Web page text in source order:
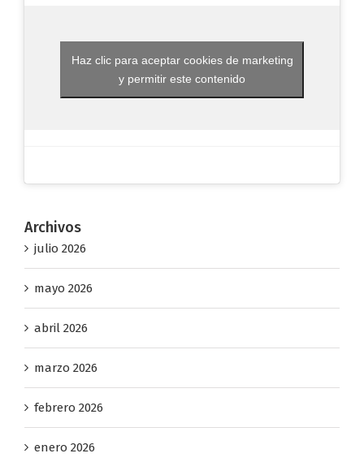
Haz clic para aceptar cookies de marketing
y permitir este contenido
Archivos
julio 2026
mayo 2026
abril 2026
marzo 2026
febrero 2026
enero 2026